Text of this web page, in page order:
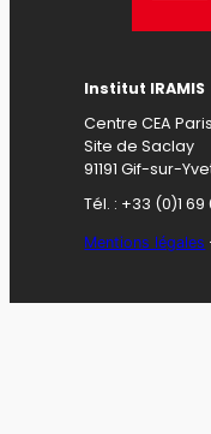
Institut IRAMIS
Centre CEA
Site de Saclay
91191 Gif-sur-
Tél. : +33 (0)1 69
Mentions légales